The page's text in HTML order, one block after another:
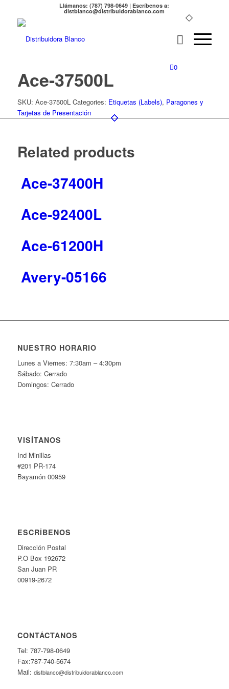
Llámanos: (787) 798-0649 | Escríbenos a:
distblanco@distribuidorablanco.com
0
Ace-37500L
SKU: Ace-37500L Categories: Etiquetas (Labels), Paragones y
Tarjetas de Presentación
Related products
Ace-37400H
Ace-92400L
Ace-61200H
Avery-05166
NUESTRO HORARIO
Lunes a Viernes: 7:30am – 4:30pm
Sábado: Cerrado
Domingos: Cerrado
VISÍTANOS
Ind Minillas
#201 PR-174
Bayamón 00959
ESCRÍBENOS
Dirección Postal
P.O Box 192672
San Juan PR
00919-2672
CONTÁCTANOS
Tel: 787-798-0649
Fax:787-740-5674
Mail: distblanco@distribuidorablanco.com